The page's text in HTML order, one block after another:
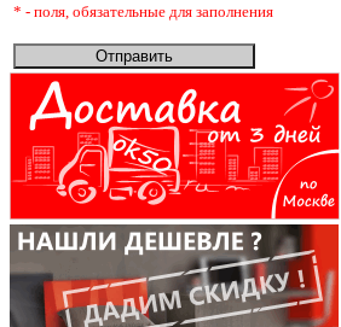
* - поля, обязательные для заполнения